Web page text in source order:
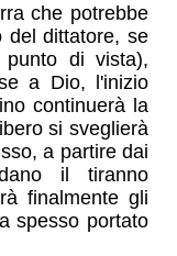
che potrebbe
del dittatore, se
di vista),
a Dio, l'inizio
continuerà la
si sveglierà
a partire dai
il tiranno
finalmente gli
spesso portato